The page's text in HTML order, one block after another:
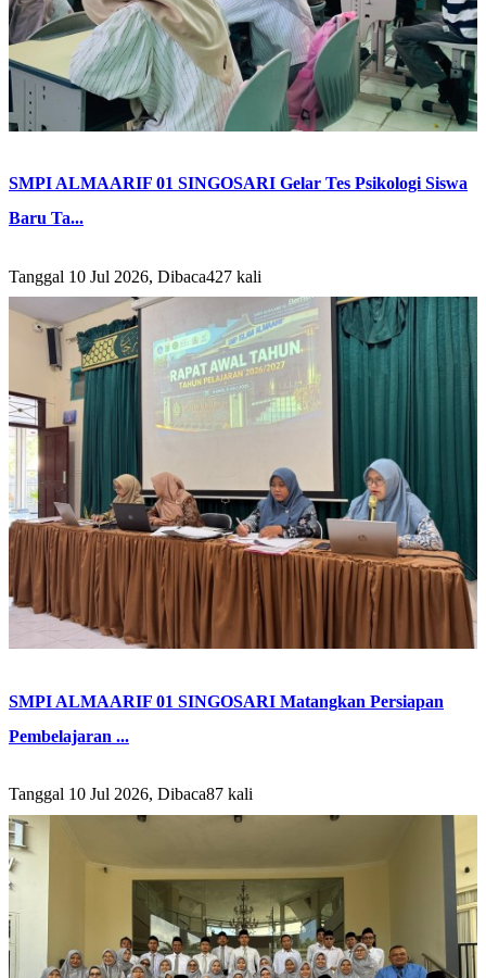
SMPI ALMAARIF 01 SINGOSARI Gelar Tes Psikologi Siswa
Baru Ta...
Tanggal 10 Jul 2026, Dibaca427 kali
SMPI ALMAARIF 01 SINGOSARI Matangkan Persiapan
Pembelajaran ...
Tanggal 10 Jul 2026, Dibaca87 kali